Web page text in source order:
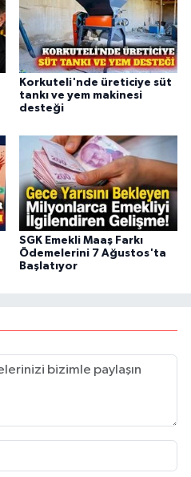
Korkuteli'nde üreticiye süt
tankı ve yem makinesi
desteği
SGK Emekli Maaş Farkı
Ödemelerini 7 Ağustos'ta
Başlatıyor